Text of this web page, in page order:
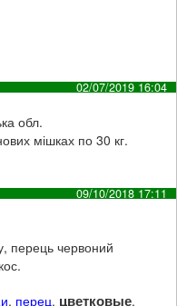
02/07/2019 16:04
обл.
мішках по 30 кг.
09/10/2018 17:11
перець червоний
, перец, цветковые,